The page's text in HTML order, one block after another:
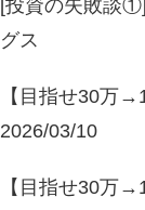
[投資の失敗談
グス
【目指せ30万
2026/03/10
【目指せ30万